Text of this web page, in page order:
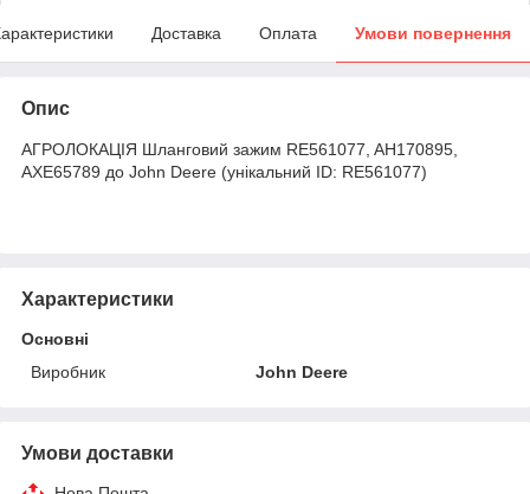
Доставка Оплата Умови повернення
Опис
АГРОЛОКАЦІЯ Шланговий зажим RE561077, AH170895,
AXE65789 до John Deere (унікальний ID: RE561077)
Характеристики
Основні
Виробник
John Deere
Умови доставки